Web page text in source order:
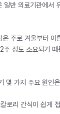
일반 의료기관에서
주로 겨울부터 이
주 정도 소요되기 때
몇 가지 주요 원인
로리 간식이 쉽게